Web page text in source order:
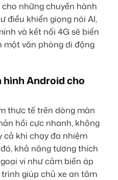
những chuyến hành
điều khiển giọng nói AI,
và kết nối 4G sẽ biến
văn phòng di động
Android cho
thực tế trên dòng màn
hồi cực nhanh, không
cả khi chạy đa nhiệm
khả năng tương thích
vi như cảm biến áp
giúp chủ xe an tâm